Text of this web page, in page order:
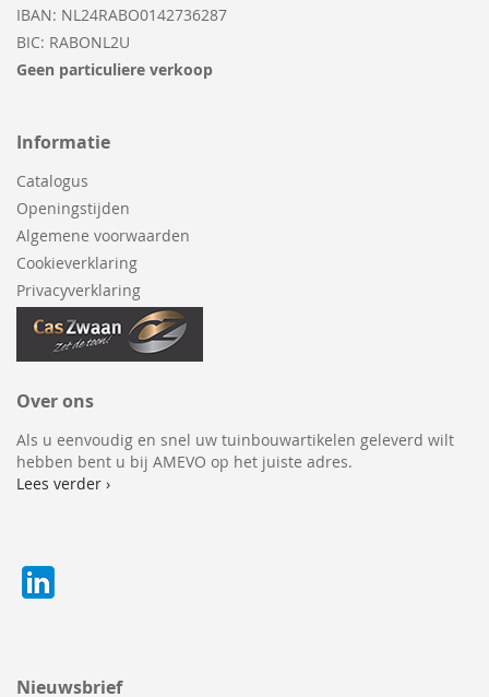
Nieuwsbrief
IBAN: NL24RABO0142736287
BIC: RABONL2U
Geen particuliere verkoop
Informatie
Catalogus
Openingstijden
Algemene voorwaarden
Cookieverklaring
Privacyverklaring
Over ons
Als u eenvoudig en snel uw tuinbouwartikelen geleverd wilt
hebben bent u bij AMEVO op het juiste adres.
Lees verder ›